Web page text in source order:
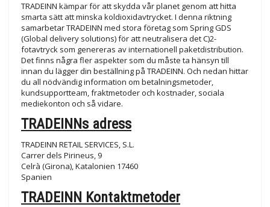
TRADEINN kämpar för att skydda vår planet genom att hitta
smarta sätt att minska koldioxidavtrycket. I denna riktning
samarbetar TRADEINN med stora företag som Spring GDS
(Global delivery solutions) för att neutralisera det C)2-
fotavtryck som genereras av internationell paketdistribution.
Det finns några fler aspekter som du måste ta hänsyn till
innan du lägger din beställning på TRADEINN. Och nedan hittar
du all nödvändig information om betalningsmetoder,
kundsupportteam, fraktmetoder och kostnader, sociala
mediekonton och så vidare.
TRADEINNs adress
TRADEINN RETAIL SERVICES, S.L.
Carrer dels Pirineus, 9
Celrà (Girona), Katalonien 17460
Spanien
TRADEINN Kontaktmetoder